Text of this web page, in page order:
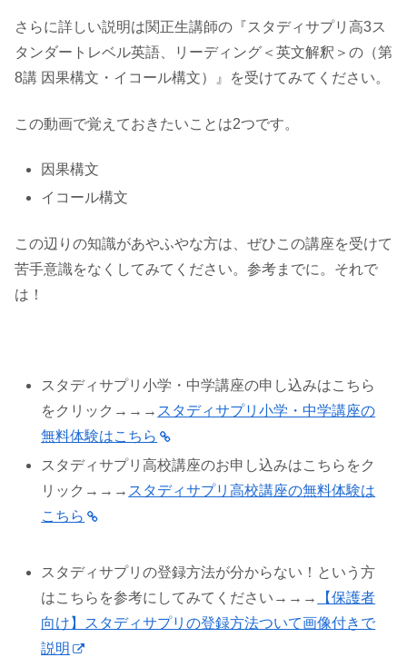
さらに詳しい説明は関正生講師の『スタディサプリ高3ス
タンダートレベル英語、リーディング＜英文解釈＞の（第
8講 因果構文・イコール構文）』を受けてみてください。
この動画で覚えておきたいことは2つです。
因果構文
イコール構文
この辺りの知識があやふやな方は、ぜひこの講座を受けて
苦手意識をなくしてみてください。参考までに。それで
は！
スタディサプリ小学・中学講座の申し込みはこちら
をクリック→→→ スタディサプリ小学・中学講座の
無料体験はこちら
スタディサプリ高校講座のお申し込みはこちらをク
リック→→→ スタディサプリ高校講座の無料体験は
こちら
スタディサプリの登録方法が分からない！という方
はこちらを参考にしてみてください→→→
【保護者
向け】スタディサプリの登録方法ついて画像付きで
説明